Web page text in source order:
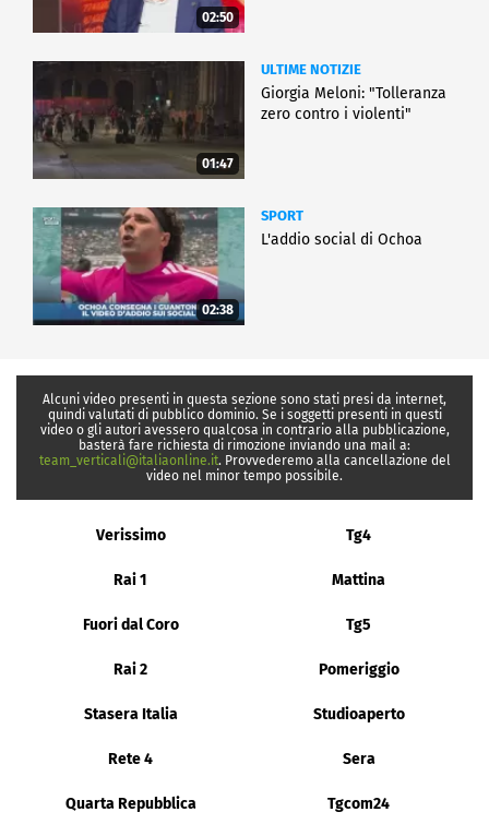
02:50
01:47
ULTIME NOTIZIE
Giorgia Meloni: "Tolleranza
zero contro i violenti"
02:38
SPORT
L'addio social di Ochoa
Alcuni video presenti in questa sezione sono stati presi da internet,
quindi valutati di pubblico dominio. Se i soggetti presenti in questi
video o gli autori avessero qualcosa in contrario alla pubblicazione,
basterà fare richiesta di rimozione inviando una mail a:
team_verticali@italiaonline.it. Provvederemo alla cancellazione del
video nel minor tempo possibile.
Verissimo Tg4
Rai 1 Mattina
Fuori dal Coro Tg5
Rai 2 Pomeriggio
Stasera Italia Studioaperto
Rete 4 Sera
Quarta Repubblica Tgcom24